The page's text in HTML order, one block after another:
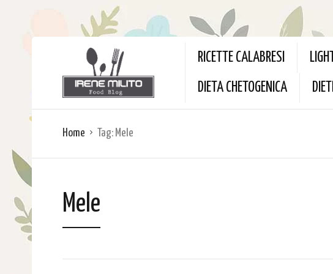
RICETTE CALABRESI LIGHT
DIETA CHETOGENICA
Home Tag: Mele
Mele